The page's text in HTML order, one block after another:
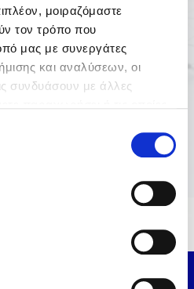
μοιραζόμαστε
τον τρόπο που
μας με συνεργάτες
και αναλύσεων, οι
συνδυάσουν με άλλες